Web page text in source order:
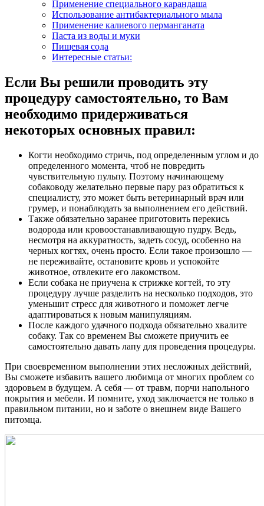
Применение специального карандаша
Использование антибактериального мыла
Применение калиевого перманганата
Паста из воды и муки
Пищевая сода
Интересные статьи:
Если Вы решили проводить эту
процедуру самостоятельно, то Вам
необходимо придерживаться
некоторых основных правил:
Когти необходимо стричь, под определенным углом и до
определенного момента, чтоб не повредить
чувствительную пульпу. Поэтому начинающему
собаководу желательно первые пару раз обратиться к
специалисту, это может быть ветеринарный врач или
грумер, и понаблюдать за выполнением его действий.
Также обязательно заранее приготовить перекись
водорода или кровоостанавливающую пудру. Ведь,
несмотря на аккуратность, задеть сосуд, особенно на
черных когтях, очень просто. Если такое произошло —
не переживайте, остановите кровь и успокойте
животное, отвлеките его лакомством.
Если собака не приучена к стрижке когтей, то эту
процедуру лучше разделить на несколько подходов, это
уменьшит стресс для животного и поможет легче
адаптироваться к новым манипуляциям.
После каждого удачного подхода обязательно хвалите
собаку. Так со временем Вы сможете приучить ее
самостоятельно давать лапу для проведения процедуры.
При своевременном выполнении этих несложных действий,
Вы сможете избавить вашего любимца от многих проблем со
здоровьем в будущем. А себя — от травм, порчи напольного
покрытия и мебели. И помните, уход заключается не только в
правильном питании, но и заботе о внешнем виде Вашего
питомца.